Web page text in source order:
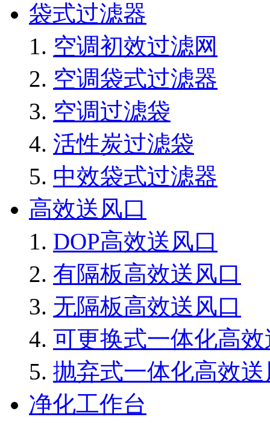
袋式过滤器
空调初效过滤网
空调袋式过滤器
空调过滤袋
活性炭过滤袋
中效袋式过滤器
高效送风口
DOP高效送风口
有隔板高效送风口
无隔板高效送风口
可更换式一体化高
抛弃式一体化高效
净化工作台